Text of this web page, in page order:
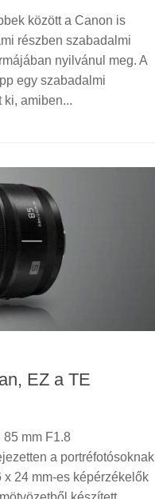
között a Canon is
részben szabadalmi
nyilvánul meg. A
egy szabadalmi
ki, amiben...
EZ a TE
85 mm F1.8
a portréfotósoknak
24 mm-es képérzékelők